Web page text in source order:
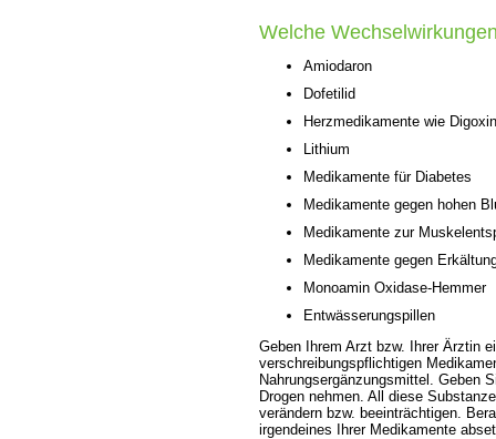
Welche
Amiodaron
Dofetilid
Herzmedikamente wie Digoxin
Lithium
Medikamente für Diabetes
Medikamente gegen hohen
Medikamente zur
Medikamente gegen
Monoamin Oxidase-Hemmer
Entwässerungspillen
Geben Ihrem Arzt bzw. Ihrer Ärztin
verschreibungspflichtigen
Nahrungsergänzungsmittel. Geben
Drogen nehmen. All diese
verändern bzw. beeinträchtigen.
irgendeines Ihrer Medikamente